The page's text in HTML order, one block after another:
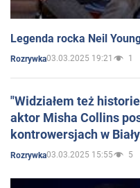
Legenda rocka Neil
Rozrywka03.03.2025 19:21 1
"Widziałem też
aktor Misha Collins
kontrowersjach w
Rozrywka03.03.2025 15:55 5